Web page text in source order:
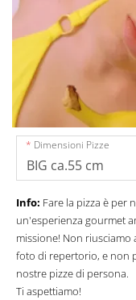
Dimensioni Pizze
Info: Fare la pizza è per
un'esperienza gourmet
missione! Non
foto di repertorio, e non
nostre pizze di persona.
Ti aspettiamo!